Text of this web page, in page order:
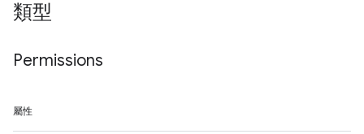
類型
Permissions
屬性